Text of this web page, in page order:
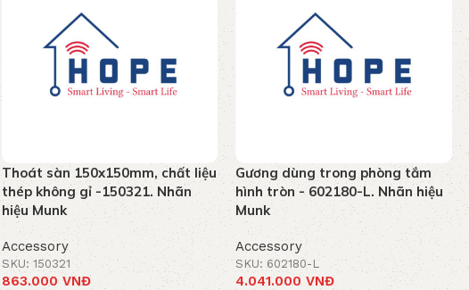
Thoát sàn 150x150mm, chất liệu
thép không gỉ -150321. Nhãn
hiệu Munk
Accessory
SKU: 150321
863.000 VNĐ
Gương dùng trong phòng tắm
hình tròn - 602180-L. Nhãn hiệu
Munk
Accessory
SKU: 602180-L
4.041.000VNĐ